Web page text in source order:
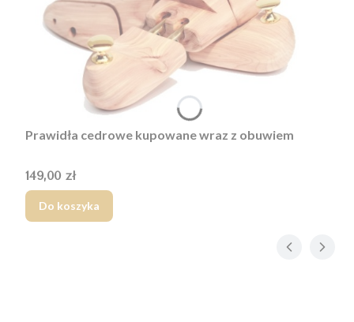
Prawidła cedrowe kupowane wraz z obuwiem
Cena
149,00 zł
Do koszyka